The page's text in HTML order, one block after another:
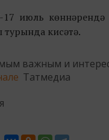
17 июль көннәрендә
турында кисәтә.
важным и
Татмедиа